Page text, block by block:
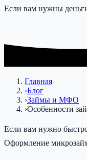
Если вам нужны
Главная
›Блог
›Займы и МФО
›Особенности
Если вам нужно
Оформление